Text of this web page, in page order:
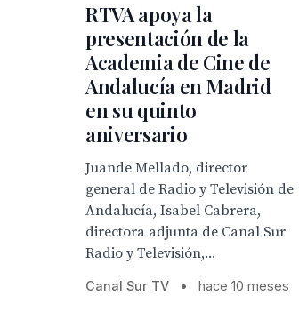
RTVA apoya la
presentación de la
Academia de Cine de
Andalucía en Madrid
en su quinto
aniversario
Juande Mellado, director
general de Radio y Televisión de
Andalucía, Isabel Cabrera,
directora adjunta de Canal Sur
Radio y Televisión,...
Canal Sur TV • hace 10 meses